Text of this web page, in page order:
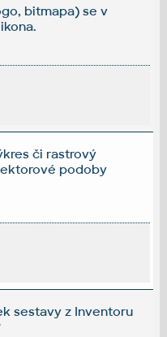
bitmapa) se v
či rastrový
podoby
sestavy z Inventoru